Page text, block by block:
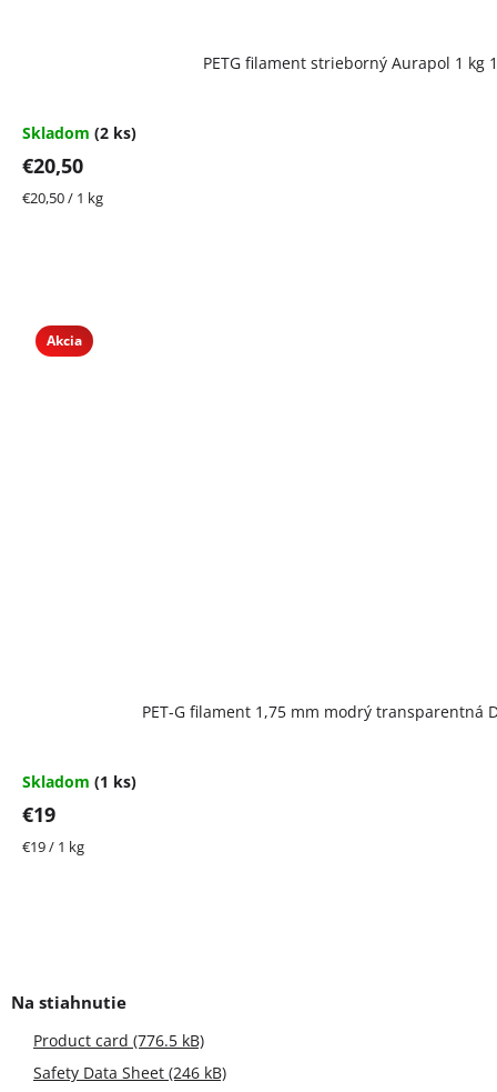
PETG filament strieborný Aurapol 1 kg
Skladom (2 ks)
€20,50
Jednotková
€20,50 / 1 kg
Akcia
PET-G filament 1,75 mm modrý transparentná
Skladom (1 ks)
€19
Jednotková
€19 / 1 kg
Product card (776.5 kB)
Safety Data Sheet (246 kB)